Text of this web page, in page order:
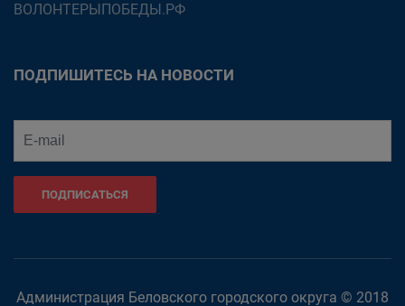
ВОЛОНТЕРЫПОБЕДЫ.РФ
ПОДПИШИТЕСЬ НА НОВОСТИ
ПОДПИСАТЬСЯ
Администрация Беловского городского округа © 2018